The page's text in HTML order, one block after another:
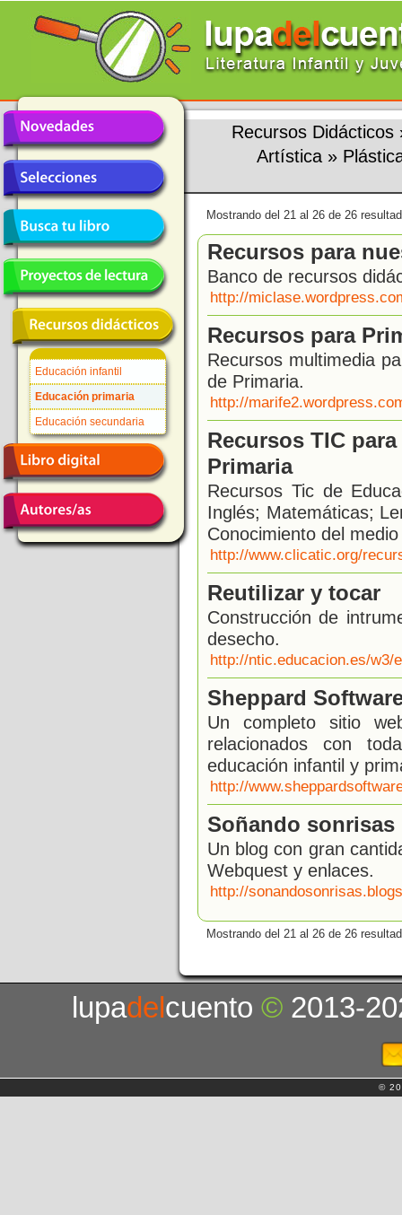
Educación infantil
Educación primaria
Educación secundaria
Recursos Didácticos
Artística »
Mostrando del 21 al 26 de 26
Recursos para
Banco de recursos
http://
Recursos para
Recursos multimedia
de Primaria.
http://
Recursos TIC
Primaria
Recursos Tic de
Inglés; Matemáticas;
Conocimiento del
http://www.clicatic.org/
Reutilizar y tocar
Construcción de
desecho.
http://ntic.educacion.es/w3/
Sheppard
Un completo sitio
relacionados con
educación infantil y
http://
Soñando sonrisas
Un blog con gran
Webquest y enlaces.
http://
Mostrando del 21 al 26 de 26
lupadelcuento© 2013-
©